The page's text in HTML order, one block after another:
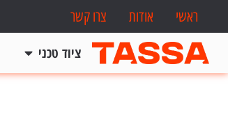
ראשי אודות צרו קשר
ציוד טכני